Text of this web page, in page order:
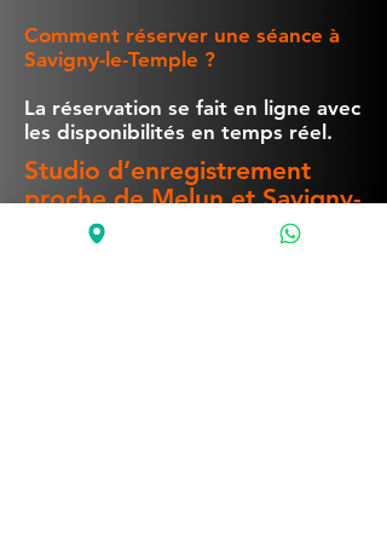
Comment réserver une séance à
Savigny-le-Temple ?
La réservation se fait en ligne avec
les disponibilités en temps réel.
Studio d’enregistrement
proche de Melun et Savigny-
le-Temple